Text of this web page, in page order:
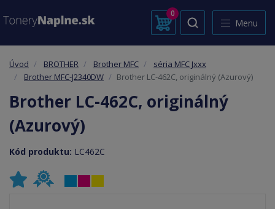
0
Menu
Úvod BROTHER Brother MFC
séria MFC Jxxx
Brother MFC-J2340DW
Brother LC-462C, originálný (Azurový)
Brother LC-462C, originálný
(Azurový)
Kód produktu: LC462C